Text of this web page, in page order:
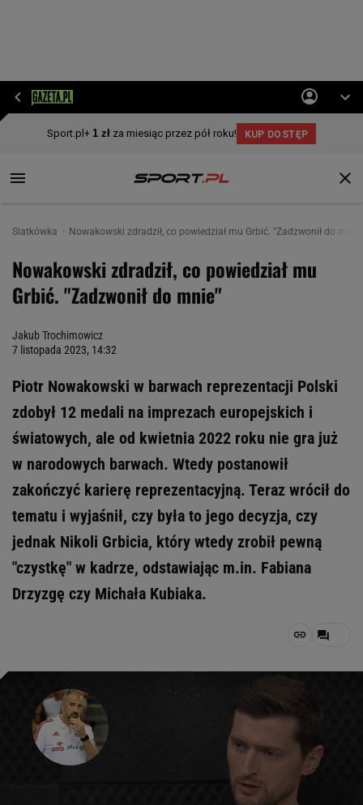
Siatkówka Nowakowski zdradził, co powiedział mu Grbić. "Zadzwonił do mnie"
Nowakowski zdradził, co powiedział mu
Grbić. "Zadzwonił do mnie"
Jakub Trochimowicz
7 listopada 2023, 14:32
Piotr Nowakowski w barwach reprezentacji Polski
zdobył 12 medali na imprezach europejskich i
światowych, ale od kwietnia 2022 roku nie gra już
w narodowych barwach. Wtedy postanowił
zakończyć karierę reprezentacyjną. Teraz wrócił do
tematu i wyjaśnił, czy była to jego decyzja, czy
jednak Nikoli Grbicia, który wtedy zrobił pewną
"czystkę" w kadrze, odstawiając m.in. Fabiana
Drzyzgę czy Michała Kubiaka.